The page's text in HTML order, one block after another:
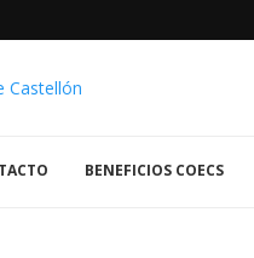
BENEFICIOS COECS